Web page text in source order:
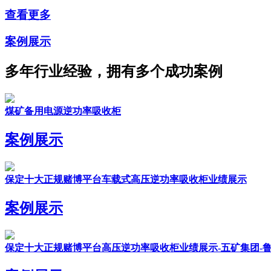
查看更多
案例展示
多年行业经验，拥有多个成功案例
煤矿备用电源逆功率吸收柜
案例展示
保定十大正规赌博平台车载式高压逆功率吸收柜业绩展示
案例展示
保定十大正规赌博平台高压逆功率吸收柜业绩展示-五矿集团-